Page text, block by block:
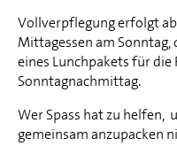
Vollverpflegung erfolgt
Mittagessen am Sonntag,
eines Lunchpakets für die
Sonntagnachmittag.
Wer Spass hat zu helfen,
gemeinsam anzupacken